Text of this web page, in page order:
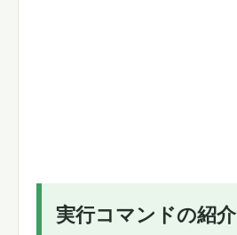
実行コマンドの紹介